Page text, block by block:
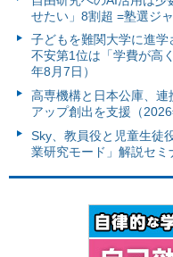
せたい」8割超 =塾選ジ
子どもを難関大学に進
不安第1位は「学費が高
年8月7日）
高専機構と日本公庫、連
アップ創出を支援（2026
Sky、教員役と児童生徒
業研究モード」解説セミ